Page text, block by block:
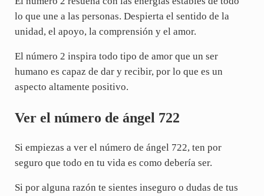
lo que une a las personas. Despierta el sentido de la
unidad, el apoyo, la comprensión y el amor.
El número 2 inspira todo tipo de amor que un ser
humano es capaz de dar y recibir, por lo que es un
aspecto altamente positivo.
Ver el número de ángel 722
Si empiezas a ver el número de ángel 722, ten por
seguro que todo en tu vida es como debería ser.
Si por alguna razón te sientes inseguro o dudas de tus